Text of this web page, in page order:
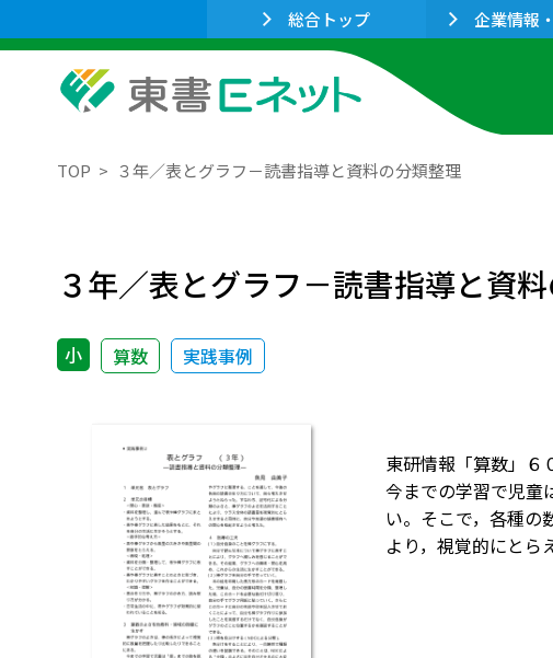
総合トップ 企業情報
TOP ３年／表とグラフ－読書指導と資料の分類整理
３年／表とグラフ－読書指導と資
小 算数 実践事例
東研情報「算数」６
今までの学習で児童
い。そこで，各種の
より，視覚的にとら